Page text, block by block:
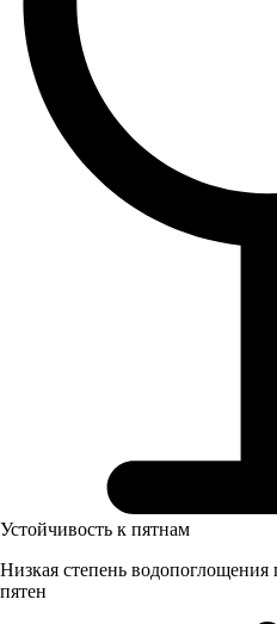
Устойчивость к пятнам
Низкая степень водопоглощения
пятен